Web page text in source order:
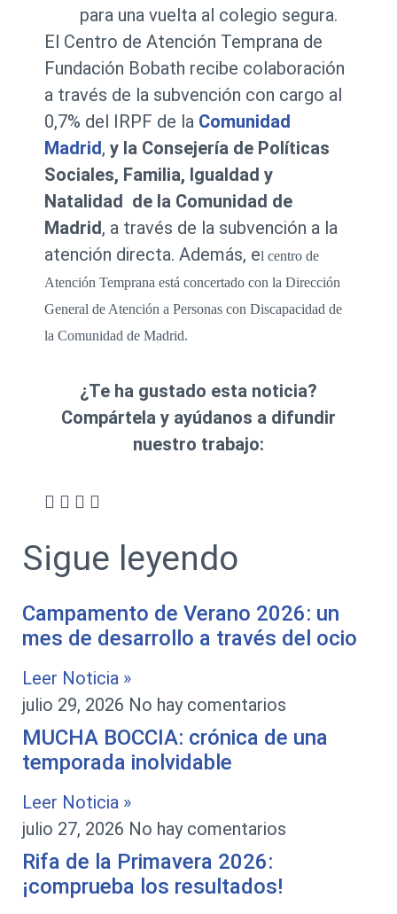
para una vuelta al colegio segura.
El Centro de Atención Temprana de
Fundación Bobath recibe colaboración
a través de la subvención con cargo al
0,7% del IRPF de la Comunidad
Madrid, y la Consejería de Políticas
Sociales, Familia, Igualdad y
Natalidad de la Comunidad de
Madrid, a través de la subvención a la
atención directa. Además, el centro de
Atención Temprana está concertado con la Dirección
General de Atención a Personas con Discapacidad de
la Comunidad de Madrid.
¿Te ha gustado esta noticia?
Compártela y ayúdanos a difundir
nuestro trabajo:
Sigue leyendo
Campamento de Verano 2026: un
mes de desarrollo a través del ocio
Leer Noticia »
julio 29, 2026 No hay comentarios
MUCHA BOCCIA: crónica de una
temporada inolvidable
Leer Noticia »
julio 27, 2026 No hay comentarios
Rifa de la Primavera 2026:
¡comprueba los resultados!